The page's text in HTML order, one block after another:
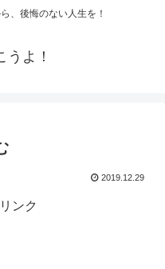
、後悔のない人生を！
うよ！
2019.12.29
ンク